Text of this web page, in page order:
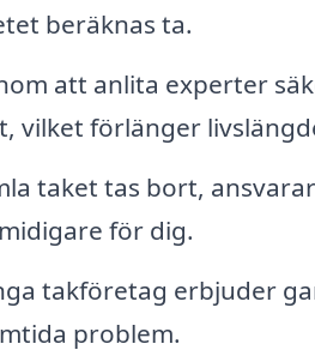
beräknas ta.
att anlita experter
vilket förlänger
taket tas bort,
för dig.
takföretag erbjuder
problem.